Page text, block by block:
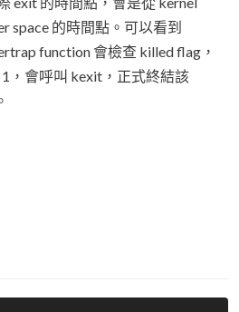
space 的時間點。可以看到
function 會檢查 killed flag，
，會呼叫 kexit，正式終結該